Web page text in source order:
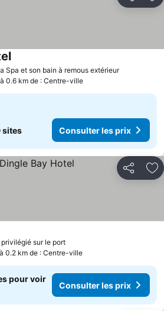
Spa et son bain à remous extérieur
à 0.6 km de : Centre-ville
sites Consulter les prix
Partager
sur le port
à 0.2 km de : Centre-ville
pour voir
Consulter les prix